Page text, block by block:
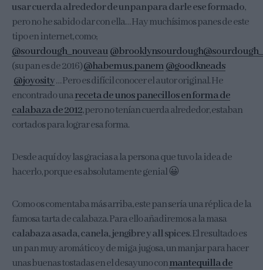
usar cuerda alrededor de un pan para darle ese formado,
pero no he sabido dar con ella… Hay muchísimos panes de este
tipo en internet, como;
@sourdough_nouveau@brooklynsourdough
(su pan es de 2016)@habemus.panem@goodkneads
@joyosity… Pero es difícil conocer el autor original. He
encontrado unareceta de unos panecillos en forma de
calabaza de 2012, pero no tenían cuerda alrededor, estaban
cortados para lograr esa forma.
Desde aquí doy las gracias a la persona que tuvo la idea de
hacerlo, porque es absolutamente genial 😀
Como os comentaba más arriba, este pan sería una réplica de la
famosa tarta de calabaza. Para ello añadiremos a la masa
calabaza asada, canela, jengibre y all spices. El resultado es
un pan muy aromático y de miga jugosa, un manjar para hacer
unas buenas tostadas en el desayuno conmantequilla de